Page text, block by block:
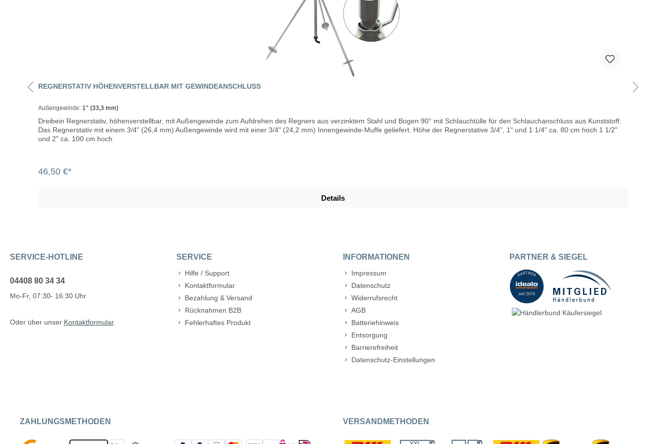
REGNERSTATIV HÖHENVERSTELLBAR MIT GEWINDEANSCHLUSS
Außengewinde: 1" (33,3 mm)
Dreibein Regnerstativ, höhenverstellbar, mit Außengewinde zum Aufdrehen des Regners aus verzinktem Stahl und Bogen 90° mit Schlauchtülle für den Schlauchanschluss aus Kunststoff.
Das Regnerstativ mit einem 3/4" (26,4 mm) Außengewinde wird mit einer 3/4" (24,2 mm) Innengewinde-Muffe geliefert. Höhe der Regnerstative 3/4", 1" und 1 1/4" ca. 80 cm hoch 1 1/2"
und 2" ca. 100 cm hoch
46,50 €*
Details
SERVICE-HOTLINE
04408 80 34 34
Mo-Fr, 07:30- 16:30 Uhr
Oder über unser Kontaktformular.
SERVICE
Hilfe / Support
Kontaktformular
Bezahlung & Versand
Rücknahmen B2B
Fehlerhaftes Produkt
INFORMATIONEN
Impressum
Datenschutz
Widerrufsrecht
AGB
Batteriehinweis
Entsorgung
Barrierefreiheit
Datenschutz-Einstellungen
PARTNER & SIEGEL
ZAHLUNGSMETHODEN VERSANDMETHODEN